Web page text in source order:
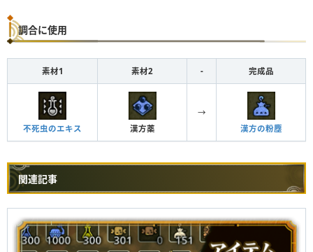
調合に使用
素材1 素材2 - 完成品
不死虫のエキス 漢方薬
→
漢方の粉塵
関連記事